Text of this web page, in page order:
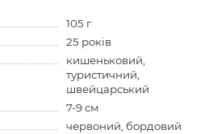
105 г
25 років
кишеньковий,
туристичний,
швейцарський
7-9 см
червоний, бордовий